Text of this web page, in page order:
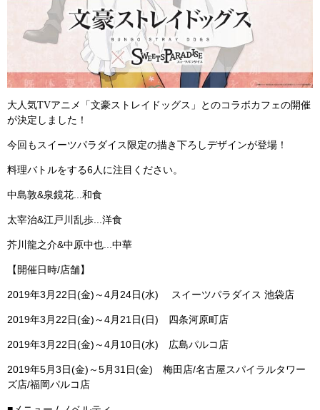
大人気TVアニメ「文豪ストレイドッグス」とのコラボカフェの開催
が決定しました！
今回もスイーツパラダイス限定の描き下ろしデザインが登場！
料理バトルをする6人に注目ください。
中島敦&泉鏡花...和食
太宰治&江戸川乱歩...洋食
芥川龍之介&中原中也...中華
【開催日時/店舗】
2019年3月22日(金)～4月24日(水) スイーツパラダイス 池袋店
2019年3月22日(金)～4月21日(日) 四条河原町店
2019年3月22日(金)～4月10日(水) 広島パルコ店
2019年5月3日(金)～5月31日(金) 梅田店/名古屋スパイラルタワー
ズ店/福岡パルコ店